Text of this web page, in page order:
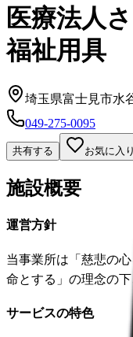
医療法人
福祉用具
埼玉県富士見市水
049-275-0095
共有する お気に入り
施設概要
運営方針
当事業所は「慈悲の
命とする」の理念の
サービスの特色